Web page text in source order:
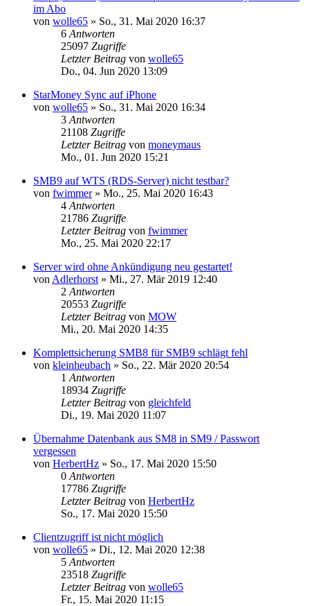
im Abo
von wolle65 » So., 31. Mai 2020 16:37
6 Antworten
25097 Zugriffe
Letzter Beitrag von wolle65
Do., 04. Jun 2020 13:09
StarMoney Sync auf iPhone
von wolle65 » So., 31. Mai 2020 16:34
3 Antworten
21108 Zugriffe
Letzter Beitrag von moneymaus
Mo., 01. Jun 2020 15:21
SMB9 auf WTS (RDS-Server) nicht testbar?
von fwimmer» Mo., 25. Mai 2020 16:43
4 Antworten
21786 Zugriffe
Letzter Beitrag von fwimmer
Mo., 25. Mai 2020 22:17
Server wird ohne Ankündigung neu gestartet!
von Adlerhorst » Mi., 27. Mär 2019 12:40
2 Antworten
20553 Zugriffe
Letzter Beitrag von MOW
Mi., 20. Mai 2020 14:35
Komplettsicherung SMB8 für SMB9 schlägt fehl
von kleinheubach » So., 22. Mär 2020 20:54
1 Antworten
18934 Zugriffe
Letzter Beitrag von gleichfeld
Di., 19. Mai 2020 11:07
Übernahme Datenbank aus SM8 in SM9 / Passwort
vergessen
von HerbertHz » So., 17. Mai 2020 15:50
0 Antworten
17786 Zugriffe
Letzter Beitrag von HerbertHz
So., 17. Mai 2020 15:50
Clientzugriff ist nicht möglich
von wolle65 » Di., 12. Mai 2020 12:38
5 Antworten
23518 Zugriffe
Letzter Beitrag von wolle65
Fr., 15. Mai 2020 11:15